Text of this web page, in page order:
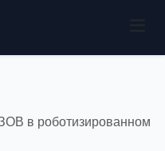
в роботизированном